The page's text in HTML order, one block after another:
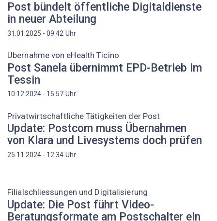
Post bündelt öffentliche Digitaldienste
in neuer Abteilung
31.01.2025 - 09:42 Uhr
Übernahme von eHealth Ticino
Post Sanela übernimmt EPD-Betrieb im
Tessin
10.12.2024 - 15:57 Uhr
Privatwirtschaftliche Tätigkeiten der Post
Update: Postcom muss Übernahmen
von Klara und Livesystems doch prüfen
25.11.2024 - 12:34 Uhr
Filialschliessungen und Digitalisierung
Update: Die Post führt Video-
Beratungsformate am Postschalter ein